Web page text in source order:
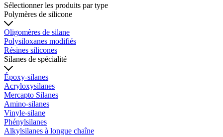
Sélectionner les produits par type
Polymères de silicone
Oligomères de silane
Polysiloxanes modifiés
Résines silicones
Silanes de spécialité
Époxy-silanes
Acryloxysilanes
Mercapto Silanes
Amino-silanes
Vinyle-silane
Phénylsilanes
Alkylsilanes à longue chaîne